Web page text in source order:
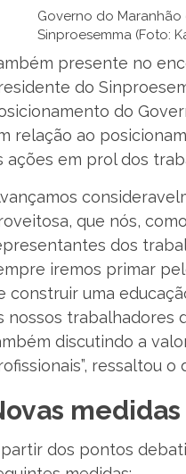
Governo do
Sinproesemma (Foto:
presente no
do
do
relação ao
ações em prol dos
que nós,
dos
iremos primar
construir uma
nossos trabalhadores
discutindo a
ressaltou o
medidas
dos pontos